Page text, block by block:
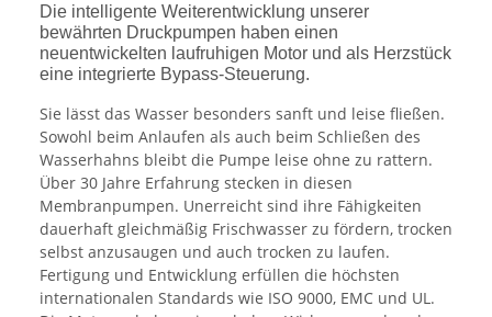
Die intelligente Weiterentwicklung unserer
bewährten Druckpumpen haben einen
neuentwickelten laufruhigen Motor und als Herzstück
eine integrierte Bypass-Steuerung.
Sie lässt das Wasser besonders sanft und leise fließen.
Sowohl beim Anlaufen als auch beim Schließen des
Wasserhahns bleibt die Pumpe leise ohne zu rattern.
Über 30 Jahre Erfahrung stecken in diesen
Membranpumpen. Unerreicht sind ihre Fähigkeiten
dauerhaft gleichmäßig Frischwasser zu fördern, trocken
selbst anzusaugen und auch trocken zu laufen.
Fertigung und Entwicklung erfüllen die höchsten
internationalen Standards wie ISO 9000, EMC und UL.